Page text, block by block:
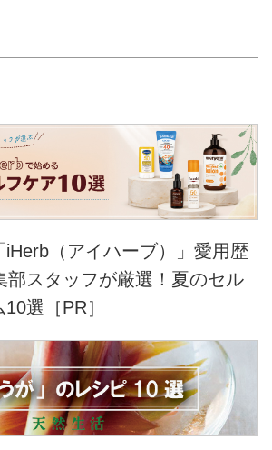
（アイハーブ）」愛用歴
部スタッフが厳選！夏のセル
選［PR］